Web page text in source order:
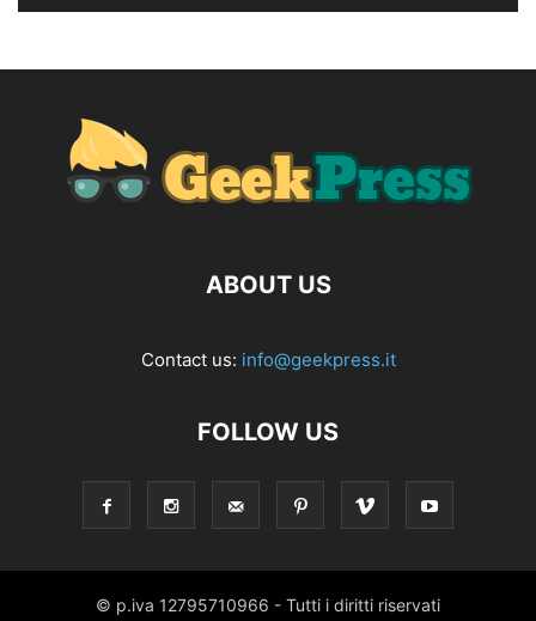
ABOUT US
Contact us: info@geekpress.it
FOLLOW US
© p.iva 12795710966 - Tutti i diritti riservati